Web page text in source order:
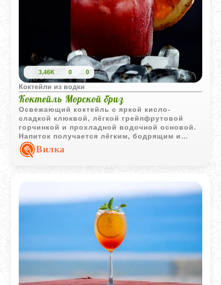
3,46K 0 0
Коктейли из водки
Коктейль Морской бриз
Освежающий коктейль с яркой кисло-
сладкой клюквой, лёгкой грейпфрутовой
горчинкой и прохладной водочной основой.
Напиток получается лёгким, бодрящим и
отлично подходит для жаркой погоды.
Вилка